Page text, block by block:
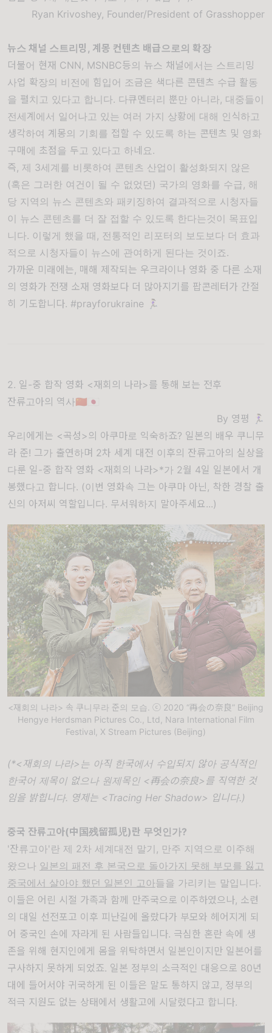
Ryan Krivoshey, Founder/President of Grasshopper
뉴스 채널 스트리밍, 계몽 컨텐츠 배급으로의 확장
더불어 현재 CNN, MSNBC등의 뉴스 채널에서는 스트리밍
사업 확장의 비전에 힘입어 조금은 색다른 콘텐츠 수급 활동
을 펼치고 있다고 합니다. 다큐멘터리 뿐만 아니라, 대중들이
전세계에서 일어나고 있는 여러 가지 상황에 대해 인식하고
생각하여 계몽의 기회를 접할 수 있도록 하는 콘텐츠 및 영화
구매에 초점을 두고 있다고 하네요.
즉, 제 3세계를 비롯하여 콘텐츠 산업이 활성화되지 않은
(혹은 그러한 여건이 될 수 없었던) 국가의 영화를 수급, 해
당 지역의 뉴스 콘텐츠와 패키징하여 결과적으로 시청자들
이 뉴스 콘텐츠를 더 잘 접할 수 있도록 한다는것이 목표입
니다. 이렇게 했을 때, 전통적인 리포터의 보도보다 더 효과
적으로 시청자들이 뉴스에 관여하게 된다는 것이죠.
가까운 미래에는, 매해 제작되는 우크라이나 영화 중 다른 소재
의 영화가 전쟁 소재 영화보다 더 많아지기를 팝콘레터가 간절
히 기도합니다. #prayforukraine 🏃🏻‍♀️
2. 일-중 합작 영화 <재회의 나라>를 통해 보는 전후
잔류고아의 역사🇨🇳🇯🇵
By 영평 🏃🏻‍♀️
우리에게는 <곡성>의 아쿠마로 익숙하죠? 일본의 배우 쿠니무
라 준! 그가 출연하며 2차 세계 대전 이후의 잔류고아의 실상을
다룬 일-중 합작 영화 <재회의 나라>*가 2월 4일 일본에서 개
봉했다고 합니다. (이번 영화속 그는 아쿠마 아닌, 착한 경찰 출
신의 아저씨 역할입니다. 무서워하지 말아주세요...)
<재회의 나라> 속 쿠니무라 준의 모습. ⓒ 2020 “再会の奈良” Beijing
Hengye Herdsman Pictures Co., Ltd, Nara International Film
Festival, X Stream Pictures (Beijing)
(*<재회의 나라>는 아직 한국에서 수입되지 않아 공식적인
한국어 제목이 없으나 원제목인 <再会の奈良>를 직역한 것
임을 밝힙니다. 영제는 <Tracing Her Shadow> 입니다.)
중국 잔류고아(中国残留孤児)란 무엇인가?
'잔류고아'란 제 2차 세계대전 말기, 만주 지역으로 이주해
왔으나 일본의 패전 후 본국으로 돌아가지 못해 부모를 잃고
중국에서 살아야 했던 일본인 고아들을 가리키는 말입니다.
이들은 어린 시절 가족과 함께 만주국으로 이주하였으나, 소련
의 대일 선전포고 이후 피난길에 올랐다가 부모와 헤어지게 되
어 중국인 손에 자라게 된 사람들입니다. 극심한 혼란 속에 생
존을 위해 현지인에게 몸을 위탁하면서 일본인이지만 일본어를
구사하지 못하게 되었죠. 일본 정부의 소극적인 대응으로 80년
대에 들어서야 귀국하게 된 이들은 말도 통하지 않고, 정부의
적극 지원도 없는 상태에서 생활고에 시달렸다고 합니다.